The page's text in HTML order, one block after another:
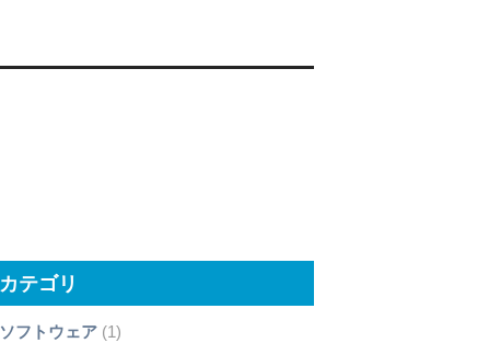
カテゴリ
ソフトウェア(1)